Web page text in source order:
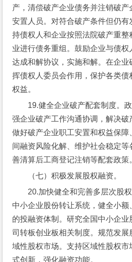
产，清偿破产企业债务并注销破
安置人员。对符合破产条件但仍有
持债权人和企业按照法院破产重整
业进行债务重组。鼓励企业与债
达成和解协议，实施和解。在企
挥债权人委员会作用，保护各类
权益。
19.健全企业破产配套制度。
强企业破产工作沟通协调，解决破
做好破产企业职工安置和权益保障
间融资风险化解、维护社会稳定
善清算后工商登记注销等配套政策
（七）积极发展股权融资。
20.加快健全和完善多层次股
中小企业股份转让系统，健全小额
的投融资体制。研究全国中小企业
司转板创业板相关制度。规范发展
域性股权市场。支持区域性股权
式创新，强化融资功能。